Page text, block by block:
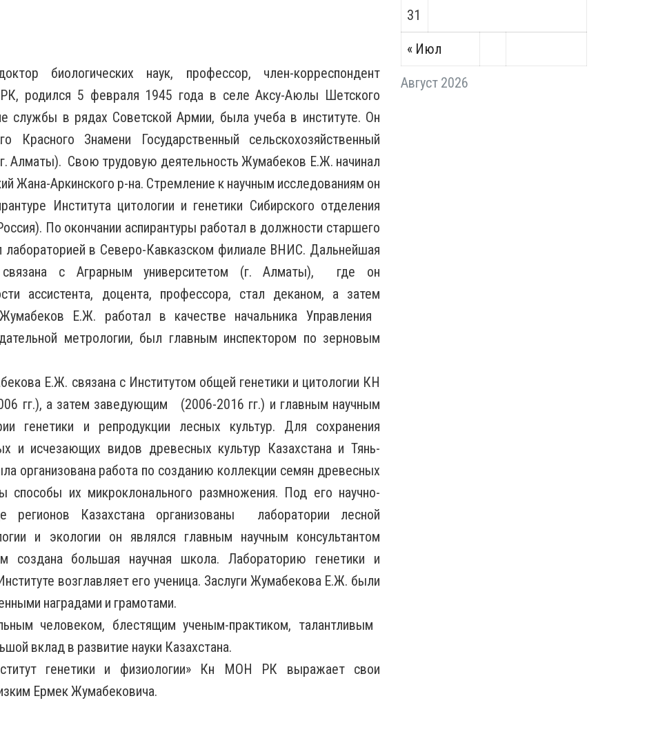
биологических наук, профессор, член-корреспондент
родился 5 февраля 1945 года в селе Аксу-Аюлы Шетского
службы в рядах Советской Армии, была учеба в институте. Он
Красного Знамени Государственный сельскохозяйственный
Алматы). Свою трудовую деятельность Жумабеков Е.Ж. начинал
Жана-Аркинского р-на. Стремление к научным исследованиям он
Института цитологии и генетики Сибирского отделения
По окончании аспирантуры работал в должности старшего
лабораторией в Северо-Кавказском филиале ВНИС. Дальнейшая
связана с Аграрным университетом (г. Алматы), где он
ассистента, доцента, профессора, стал деканом, а затем
Е.Ж. работал в качестве начальника Управления
метрологии, был главным инспектором по зерновым
Е.Ж. связана с Институтом общей генетики и цитологии КН
гг.), а затем заведующим (2006-2016 гг.) и главным научным
генетики и репродукции лесных культур. Для сохранения
и исчезающих видов древесных культур Казахстана и Тянь-
работа по созданию коллекции семян древесных
способы их микроклонального размножения. Под его научно-
регионов Казахстана организованы лаборатории лесной
и экологии он являлся главным научным консультантом
создана большая научная школа. Лабораторию генетики и
возглавляет его ученица. Заслуги Жумабекова Е.Ж. были
наградами и грамотами.
человеком, блестящим ученым-практиком, талантливым
вклад в развитие науки Казахстана.
генетики и физиологии» Кн МОН РК выражает свои
Ермек Жумабековича.
Август 2026
« Июл
31